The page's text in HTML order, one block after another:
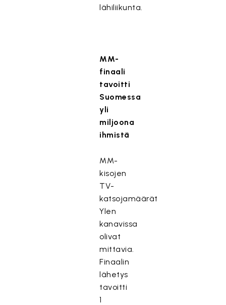
lähiliikunta.
MM-
finaali
tavoitti
Suomessa
yli
miljoona
ihmistä
MM-
kisojen
TV-
katsojamäärät
Ylen
kanavissa
olivat
mittavia.
Finaalin
lähetys
tavoitti
1